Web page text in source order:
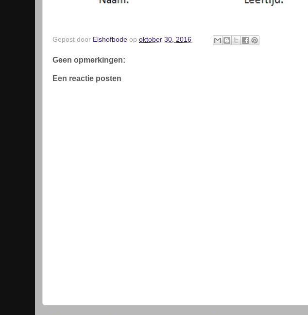
Gepost door Elshofbode op oktober 30, 2016
Geen opmerkingen:
Een reactie posten